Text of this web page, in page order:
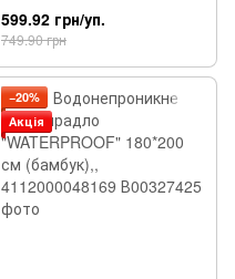
(бамбук),, 4112000048169
599.92 грн/уп.
749.90 грн
−20%
Акція